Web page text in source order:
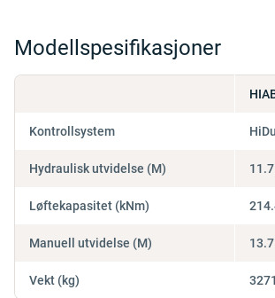
Modellspesifikasjoner
Kontrollsystem
Hydraulisk utvidelse (M)
Løftekapasitet (kNm)
Manuell utvidelse (M)
Vekt (kg)
11.7
13.7
3271